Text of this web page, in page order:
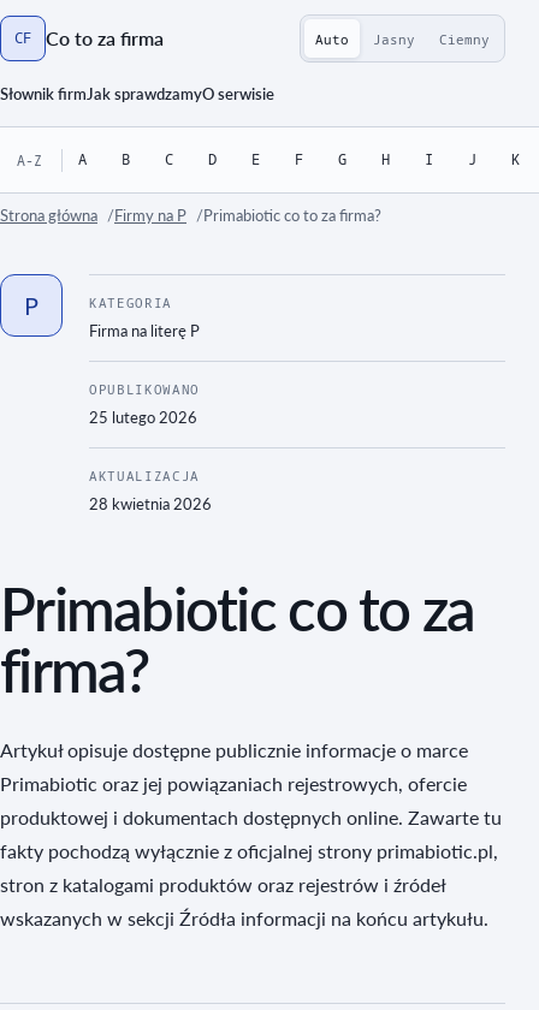
CF Co to za firma
Strona główna
Słownik firmJak sprawdzamyO serwisie
Auto Jasny Ciemny
A-Z A B C D E F G H I J K
Strona główna Firmy na P Primabiotic co to za firma?
P KATEGORIA
Firma na literę P
OPUBLIKOWANO
25 lutego 2026
AKTUALIZACJA
28 kwietnia 2026
Primabiotic co to za
firma?
Artykuł opisuje dostępne publicznie informacje o marce
Primabiotic oraz jej powiązaniach rejestrowych, ofercie
produktowej i dokumentach dostępnych online. Zawarte tu
fakty pochodzą wyłącznie z oficjalnej strony primabiotic.pl,
stron z katalogami produktów oraz rejestrów i źródeł
wskazanych w sekcji Źródła informacji na końcu artykułu.